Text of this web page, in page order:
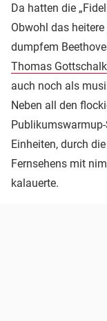
Da hatten die
Obwohl das
dumpfem
Thomas Gottschalk
auch noch als
Neben all den
Einheiten, durch
Fernsehens mit
kalauerte.